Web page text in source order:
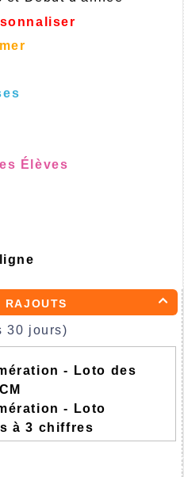

rajouts
30 jours)
- Loto des
- Loto
à 3 chiffres
Élèves